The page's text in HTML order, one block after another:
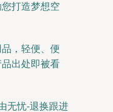
打造梦想空
，轻便、便
出处即被看
无忧-退换跟进